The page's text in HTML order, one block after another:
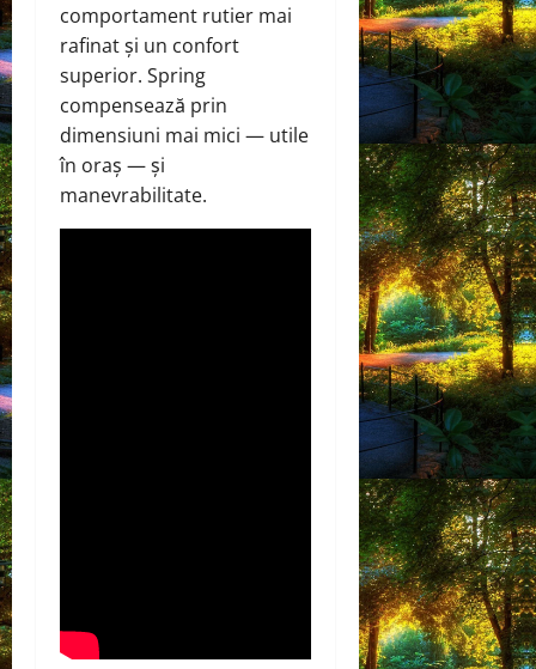
comportament rutier mai
rafinat și un confort
superior. Spring
compensează prin
dimensiuni mai mici — utile
în oraș — și
manevrabilitate.